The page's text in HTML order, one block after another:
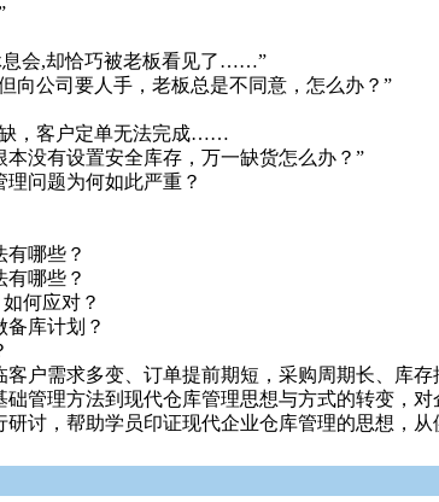
息会,却恰巧被老板看见了……”
向公司要人手，老板总是不同意，怎么办？”
，客户定单无法完成……
没有设置安全库存，万一缺货怎么办？”
问题为何如此严重？
哪些？
哪些？
何应对？
库计划？
户需求多变、订单提前期短，采购周期长、库存
管理方法到现代仓库管理思想与方式的转变，
讨，帮助学员印证现代企业仓库管理的思想，